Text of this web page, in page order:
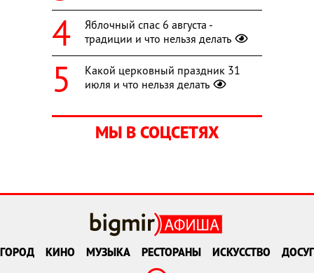
Яблочный спас 6 августа -
традиции и что нельзя делать
Какой церковный праздник 31
июля и что нельзя делать
МЫ В СОЦСЕТЯХ
ГОРОД КИНО МУЗЫКА РЕСТОРАНЫ ИСКУССТВО ДОСУГ